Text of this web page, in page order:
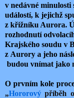
v nedávné minulosti
událostí, k jejichž
z křižníku Aurora.
rozhodnutí
Krajského soudu v
z Aurory a jeho
budou vnímat jako
O prvním kole
„Hororový příběh